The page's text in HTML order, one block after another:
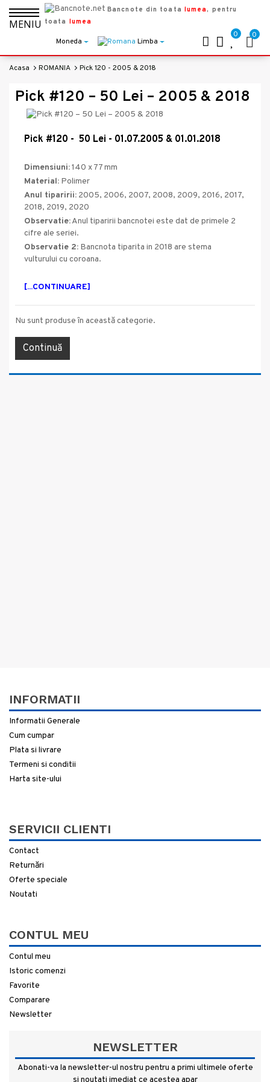
MENIU
Bancnote din toata lumea, pentru
toata lumea
Moneda Limba
0 0
Acasa ROMANIA Pick 120 - 2005 & 2018
Pick #120 – 50 Lei – 2005 & 2018
Pick #120 - 50 Lei - 01.07.2005 & 01.01.2018
Dimensiuni:140 x 77 mm
Material: Polimer
Anul tiparirii: 2005, 2006, 2007, 2008, 2009, 2016, 2017,
2018, 2019, 2020
Observatie:Anul tiparirii bancnotei este dat de primele 2
cifre ale seriei.
Observatie 2: Bancnota tiparita in 2018 are stema
vulturului cu coroana.
[...CONTINUARE]
Nu sunt produse în această categorie.
Continuă
INFORMATII
Informatii Generale
Cum cumpar
Plata si livrare
Termeni si conditii
Harta site-ului
SERVICII CLIENTI
Contact
Returnări
Oferte speciale
Noutati
CONTUL MEU
Contul meu
Istoric comenzi
Favorite
Comparare
Newsletter
NEWSLETTER
Abonati-va la newsletter-ul nostru pentru a primi ultimele oferte
si noutati imediat ce acestea apar